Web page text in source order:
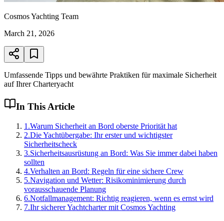
Cosmos Yachting Team
March 21, 2026
Umfassende Tipps und bewährte Praktiken für maximale Sicherheit
auf Ihrer Charteryacht
In This Article
1 .Warum Sicherheit an Bord oberste Priorität hat
2.Die Yachtübergabe: Ihr erster und wichtigster
Sicherheitscheck
3.Sicherheitsausrüstung an Bord: Was Sie immer dabei haben
sollten
4.Verhalten an Bord: Regeln für eine sichere Crew
5.Navigation und Wetter: Risikominimierung durch
vorausschauende Planung
6.Notfallmanagement: Richtig reagieren, wenn es ernst wird
7.Ihr sicherer Yachtcharter mit Cosmos Yachting